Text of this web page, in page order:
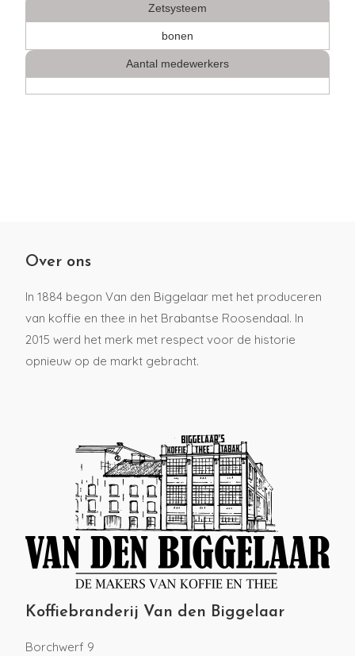
Zetsysteem
bonen
Aantal medewerkers
Over ons
In 1884 begon Van den Biggelaar met het produceren
van koffie en thee in het Brabantse Roosendaal. In
2015 werd het merk met respect voor de historie
opnieuw op de markt gebracht.
Koffiebranderij Van den Biggelaar
Borchwerf 9